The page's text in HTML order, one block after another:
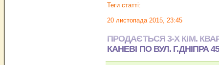
Теги статті:
20 листопада 2015, 23:45
ПРОДАЄТЬСЯ 3-Х КІМ.
КАНЕВІ ПО ВУЛ. Г.ДНІПРА